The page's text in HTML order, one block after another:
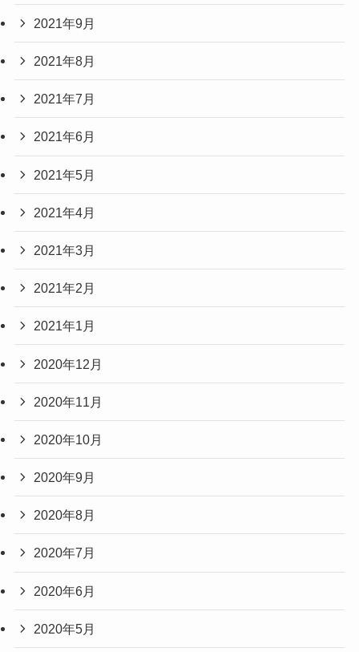
2021年9月
2021年8月
2021年7月
2021年6月
2021年5月
2021年4月
2021年3月
2021年2月
2021年1月
2020年12月
2020年11月
2020年10月
2020年9月
2020年8月
2020年7月
2020年6月
2020年5月